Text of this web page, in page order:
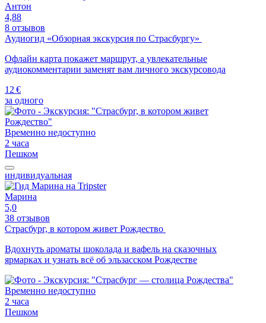
Антон
4,88
8 отзывов
Аудиогид «Обзорная экскурсия по Страсбургу»
Офлайн карта покажет маршрут, а увлекательные
аудиокомментарии заменят вам личного экскурсовода
12 €
за одного
Временно недоступно
2 часа
Пешком
индивидуальная
Марина
5,0
38 отзывов
Страсбург, в котором живет Рождество
Вдохнуть ароматы шоколада и вафель на сказочных
ярмарках и узнать всё об эльзасском Рождестве
Временно недоступно
2 часа
Пешком